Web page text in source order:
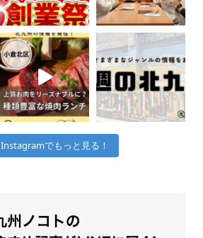
Instagramでもっと見る！